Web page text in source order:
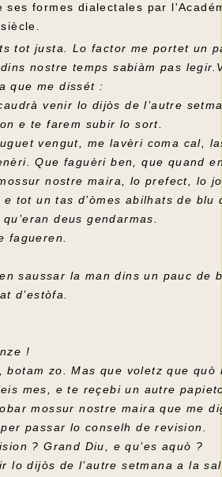
ses formes dialectales par
tot justa. Lo factor me portet un
nostre temps sabiàm pas
que me dissét :
venir lo dijòs de l’autre
e te farem subir lo sort.
vengut, me lavèri coma cal,
Que faguèri ben, que quand
nostre maira, lo prefect, lo
tot un tas d’òmes abilhats de blu
deus gendarmas.
fagueren.
saussar la man dins un pauc de
d’estòfa.
!
botam zo. Mas que voletz que quò
mes, e te reçebi un autre
mossur nostre maira que me
passar lo conselh de revision.
? Grand Diu, e qu’es aquò ?
lo dijòs de l’autre setmana a la